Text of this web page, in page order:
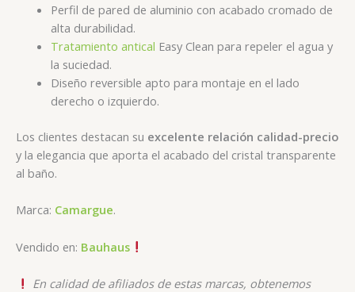
Perfil de pared de aluminio con acabado cromado de
alta durabilidad.
Tratamiento antical Easy Clean para repeler el agua y
la suciedad.
Diseño reversible apto para montaje en el lado
derecho o izquierdo.
Los clientes destacan su excelente relación calidad-precio
y la elegancia que aporta el acabado del cristal transparente
al baño.
Marca: Camargue.
Vendido en: Bauhaus
En calidad de afiliados de estas marcas, obtenemos